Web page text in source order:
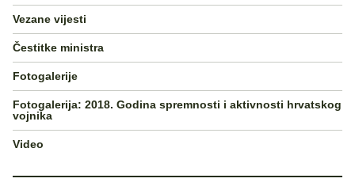
Vezane vijesti
Čestitke ministra
Fotogalerije
Fotogalerija: 2018. Godina spremnosti i aktivnosti hrvatskog
vojnika
Video